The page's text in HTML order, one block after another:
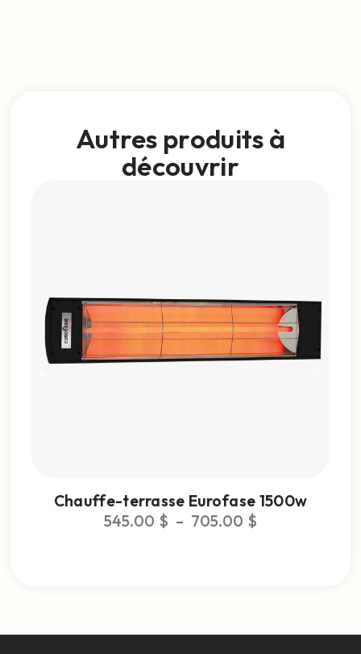
Autres produits à
découvrir
Chauffe-terrasse Eurofase 1500w
545.00 $ – 705.00 $